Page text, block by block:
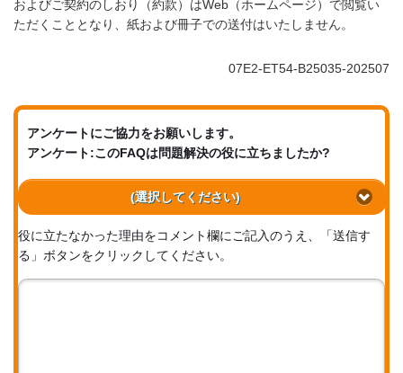
およびご契約のしおり（約款）はWeb（ホームページ）で閲覧い
ただくこととなり、紙および冊子での送付はいたしません。
07E2-ET54-B25035-202507
アンケートにご協力をお願いします。
アンケート:このFAQは問題解決の役に立ちましたか?
(選択してください)
役に立たなかった理由をコメント欄にご記入のうえ、「送信す
る」ボタンをクリックしてください。